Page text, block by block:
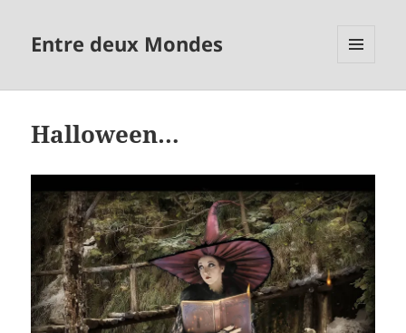
Entre deux Mondes
Halloween…